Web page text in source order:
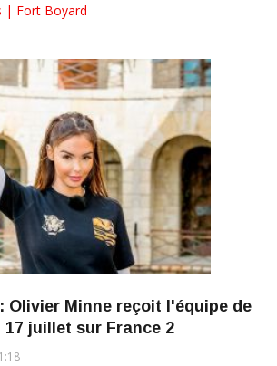
| Fort Boyard
Olivier Minne reçoit l'équipe de
17 juillet sur France 2